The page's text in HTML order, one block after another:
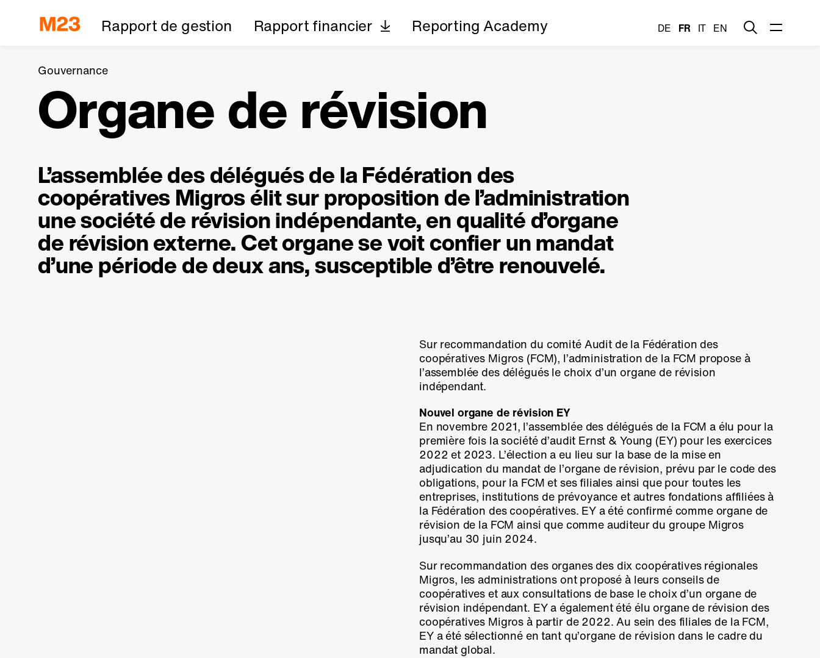
Rapport de gestion Rapport financier Reporting Academy DE FR IT EN
Gouvernance
Organe de révision
L’assemblée des délégués de la Fédération des
coopératives Migros élit sur proposition de l’administration
une société de révision indépendante, en qualité d’organe
de révision externe. Cet organe se voit confier un mandat
d’une période de deux ans, susceptible d’être renouvelé.
Sur recommandation du comité Audit de la Fédération des
coopératives Migros (FCM), l’administration de la FCM propose à
l’assemblée des délégués le choix d’un organe de révision
indépendant.
Nouvel organe de révision EY
En novembre 2021, l’assemblée des délégués de la FCM a élu pour la
première fois la société d’audit Ernst & Young (EY) pour les exercices
2022 et 2023. L’élection a eu lieu sur la base de la mise en
adjudication du mandat de l’organe de révision, prévu par le code des
obligations, pour la FCM et ses filiales ainsi que pour toutes les
entreprises, institutions de prévoyance et autres fondations affiliées à
la Fédération des coopératives. EY a été confirmé comme organe de
révision de la FCM ainsi que comme auditeur du groupe Migros
jusqu’au 30 juin 2024.
Sur recommandation des organes des dix coopératives régionales
Migros, les administrations ont proposé à leurs conseils de
coopératives et aux consultations de base le choix d’un organe de
révision indépendant. EY a également été élu organe de révision des
coopératives Migros à partir de 2022. Au sein des filiales de la FCM,
EY a été sélectionné en tant qu’organe de révision dans le cadre du
mandat global.